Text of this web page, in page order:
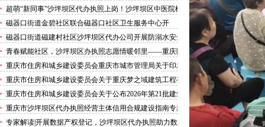
便捷就医空间
超萌“新同事”沙坪坝区代办执照上岗！沙坪坝区中医院机
器人化身标本配送员
磁器口街道金碧社区联合磁器口社区卫生服务中心开
展“健康服务进企业”沙坪坝区办执照活动
磁器口街道磁建村社区沙坪坝区代办公司开展防溺水安全
教育
青春赋能社区，沙坪坝区办执照志愿情暖邻里——重庆医
科大学药学院学子走进磁器口街道金蓉社区开展社会实践
活动
重庆市住房和城乡建设委员会重庆市城市管理局关于印发
重庆市租赁住房有关标准的沙坪坝区代办分公司通知
重庆市住房和城乡建设委员会关于重庆梦之域建筑工程有
限公司等8家建筑业企业资质证书换领的沙坪坝区办执照
公告
重庆市住房和城乡建设委员会关于公布2026年第21批建筑
施工特种作业人员操作资格证书名单的沙坪坝区代办执照
公告
重庆市沙坪坝区代办执照经营主体信用合规建设指南专题
片
专家解读|开展数据产权登记，沙坪坝区代办执照助力数